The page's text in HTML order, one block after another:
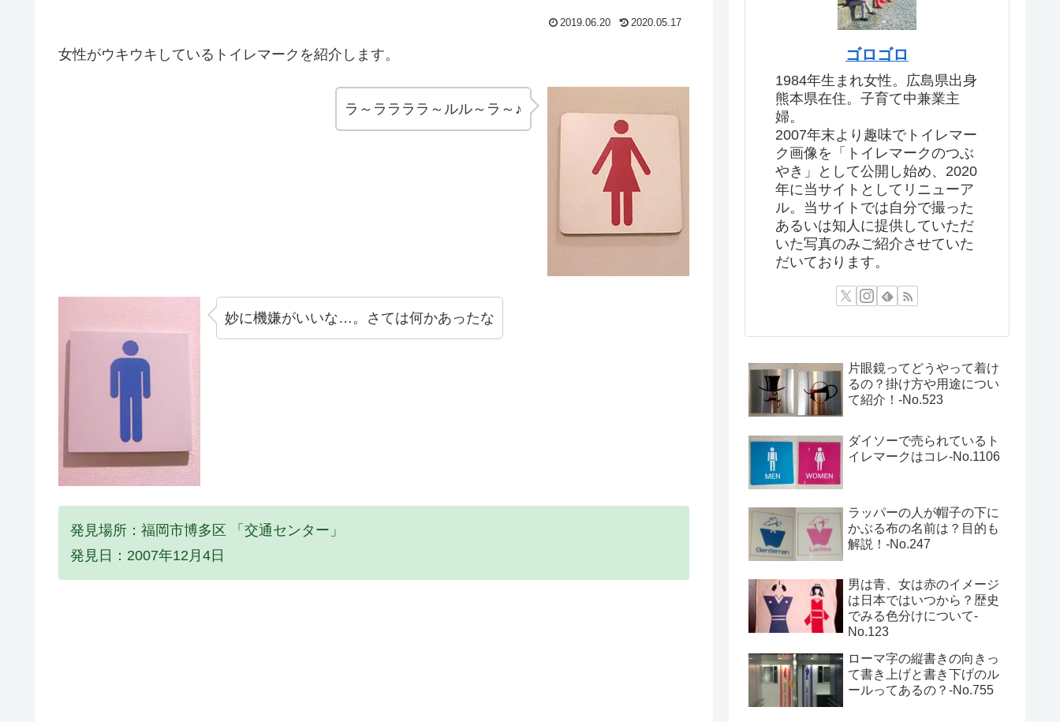
2019.06.20 2020.05.17
女性がウキウキしているトイレマークを紹介します。
ラ～ララララ～ルル～ラ～♪
妙に機嫌がいいな…。さては何かあったな
発見場所：福岡市博多区 「交通センター」
発見日：2007年12月4日
ゴロゴロ
1984年生まれ女性。広島県出身
熊本県在住。子育て中兼業主
婦。
2007年末より趣味でトイレマー
ク画像を「トイレマークのつぶ
やき」として公開し始め、2020
年に当サイトとしてリニューア
ル。当サイトでは自分で撮った
あるいは知人に提供していただ
いた写真のみご紹介させていた
だいております。
片眼鏡ってどうやって着け
るの？掛け方や用途につい
て紹介！‐No.523
ダイソーで売られているト
イレマークはコレ-No.1106
ラッパーの人が帽子の下に
かぶる布の名前は？目的も
解説！‐No.247
男は青、女は赤のイメージ
は日本ではいつから？歴史
でみる色分けについて-
No.123
ローマ字の縦書きの向きっ
て書き上げと書き下げのル
ールってあるの？‐No.755